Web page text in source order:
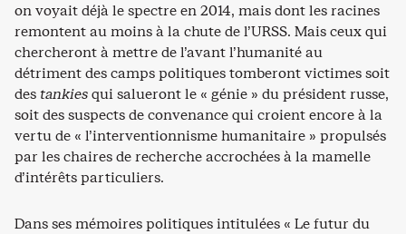
on voyait déjà le spectre en 2014, mais dont les racines
remontent au moins à la chute de l’URSS. Mais ceux qui
chercheront à mettre de l’avant l’humanité au
détriment des camps politiques tomberont victimes soit
destankiesqui salueront le « génie » du président russe,
soit des suspects de convenance qui croient encore à la
vertu de « l’interventionnisme humanitaire » propulsés
par les chaires de recherche accrochées à la mamelle
d’intérêts particuliers.
Dans ses mémoires politiques intitulées « Le futur du